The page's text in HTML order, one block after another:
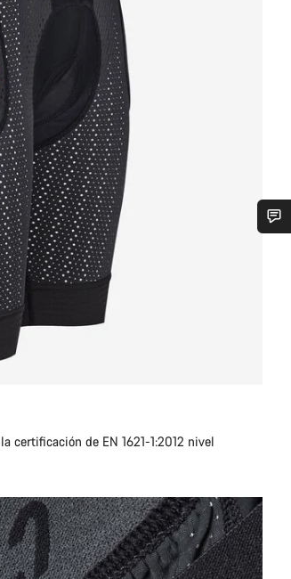
certificación de EN 1621-1:2012 nivel
encantados de responder a tus preguntas.